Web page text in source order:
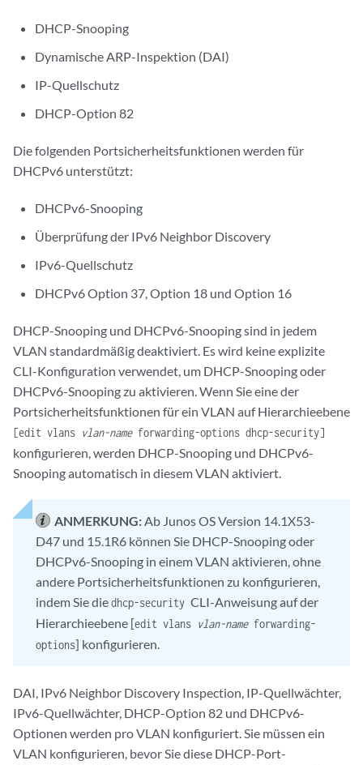
DHCP-Snooping
Dynamische ARP-Inspektion (DAI)
IP-Quellschutz
DHCP-Option 82
Die folgenden Portsicherheitsfunktionen werden für
DHCPv6 unterstützt:
DHCPv6-Snooping
Überprüfung der IPv6 Neighbor Discovery
IPv6-Quellschutz
DHCPv6 Option 37, Option 18 und Option 16
DHCP-Snooping und DHCPv6-Snooping sind in jedem
VLAN standardmäßig deaktiviert. Es wird keine explizite
CLI-Konfiguration verwendet, um DHCP-Snooping oder
DHCPv6-Snooping zu aktivieren. Wenn Sie eine der
Portsicherheitsfunktionen für ein VLAN auf Hierarchieebene
[edit vlans vlan-nameforwarding-options dhcp-security]
konfigurieren, werden DHCP-Snooping und DHCPv6-
Snooping automatisch in diesem VLAN aktiviert.
ANMERKUNG:Ab Junos OS Version 14.1X53-
D47 und 15.1R6 können Sie DHCP-Snooping oder
DHCPv6-Snooping in einem VLAN aktivieren, ohne
andere Portsicherheitsfunktionen zu konfigurieren,
indem Sie diedhcp-security CLI-Anweisung auf der
Hierarchieebene [edit vlans vlan-nameforwarding-
options] konfigurieren.
DAI, IPv6 Neighbor Discovery Inspection, IP-Quellwächter,
IPv6-Quellwächter, DHCP-Option 82 und DHCPv6-
Optionen werden pro VLAN konfiguriert. Sie müssen ein
VLAN konfigurieren, bevor Sie diese DHCP-Port-